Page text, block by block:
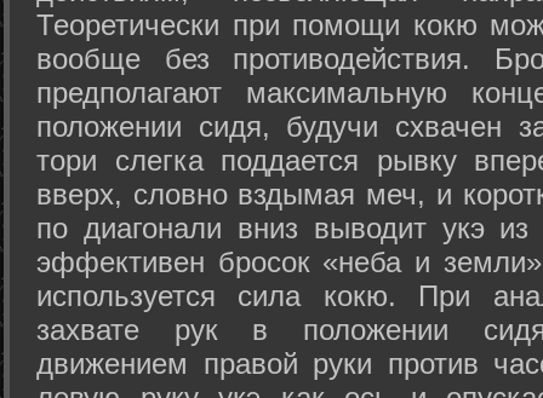
Теоретически при помощи кокю
вообще без противодействия.
предполагают максимальную
положении сидя, будучи схвачен
тори слегка поддается рывку
вверх, словно вздымая меч, и
по диагонали вниз выводит укэ
эффективен бросок «неба и
используется сила кокю. При
захвате рук в положении
движением правой руки против